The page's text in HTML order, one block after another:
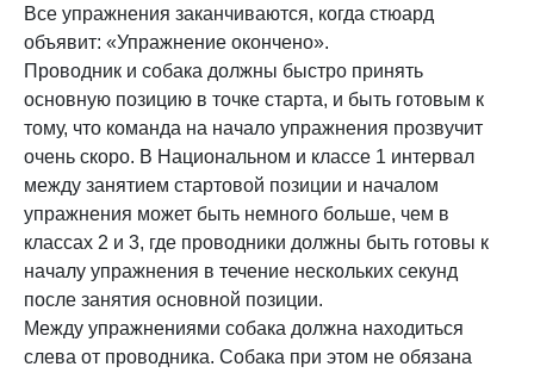
Все упражнения заканчиваются, когда стюард
объявит: «Упражнение окончено».
Проводник и собака должны быстро принять
основную позицию в точке старта, и быть готовым к
тому, что команда на начало упражнения прозвучит
очень скоро. В Национальном и классе 1 интервал
между занятием стартовой позиции и началом
упражнения может быть немного больше, чем в
классах 2 и 3, где проводники должны быть готовы к
началу упражнения в течение нескольких секунд
после занятия основной позиции.
Между упражнениями собака должна находиться
слева от проводника. Собака при этом не обязана